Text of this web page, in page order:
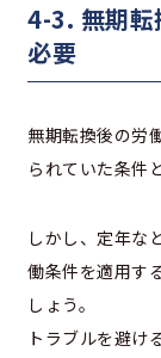
4-3. 無期転
必要
無期転換後の労
られていた条件
しかし、定年な
働条件を適用す
しょう。
トラブルを避け